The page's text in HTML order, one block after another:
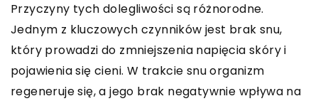
Przyczyny tych dolegliwości są różnorodne.
Jednym z kluczowych czynników jest brak snu,
który prowadzi do zmniejszenia napięcia skóry i
pojawienia się cieni. W trakcie snu organizm
regeneruje się, a jego brak negatywnie wpływa na